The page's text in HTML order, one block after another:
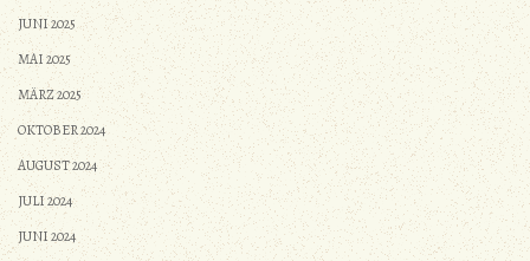
JUNI 2025
MAI 2025
MÄRZ 2025
OKTOBER 2024
AUGUST 2024
JULI 2024
JUNI 2024